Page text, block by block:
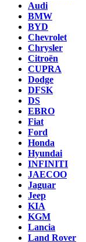
Audi
BMW
BYD
Chevrolet
Chrysler
Citroën
CUPRA
Dodge
DFSK
DS
EBRO
Fiat
Ford
Honda
Hyundai
INFINITI
JAECOO
Jaguar
Jeep
KIA
KGM
Lancia
Land Rover